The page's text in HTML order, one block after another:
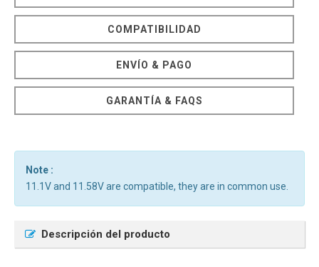
COMPATIBILIDAD
ENVÍO & PAGO
GARANTÍA & FAQS
Note :
11.1V and 11.58V are compatible, they are in common use.
Descripción del producto